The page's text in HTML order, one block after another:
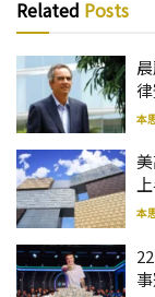
Related Posts
本
本